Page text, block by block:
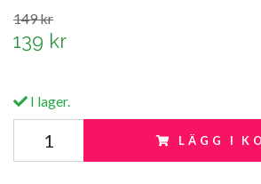
149 kr
139 kr
I lager.
LÄGG I